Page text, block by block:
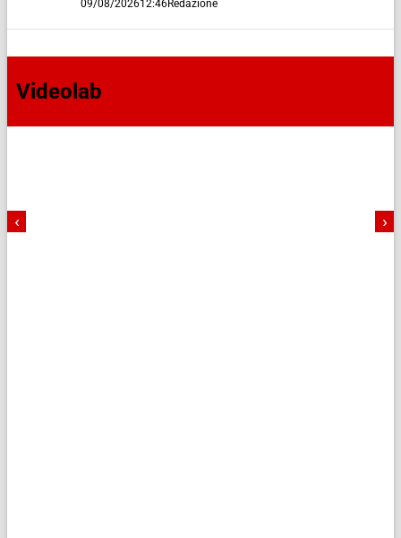
09/08/202612:46Redazione
Videolab
‹ ›